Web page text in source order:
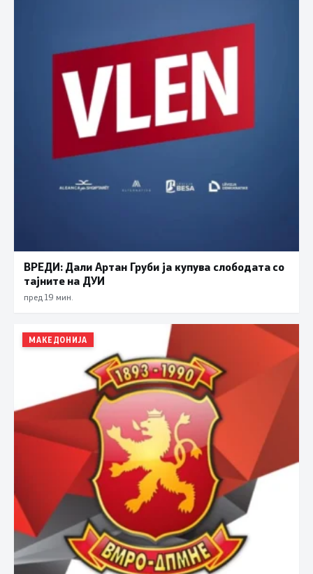
ВРЕДИ: Дали Артан Груби ја купува слободата со
тајните на ДУИ
пред 19 мин.
МАКЕДОНИЈА